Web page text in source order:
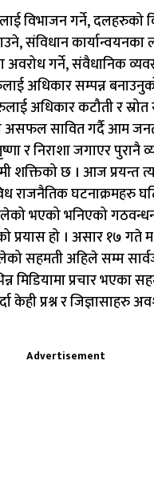
विभाजन गर्ने, दलहरुको
संविधान
गर्ने, संवैधानिक
अधिकार सम्पन्न
अधिकार कटौती र
असफल सावित गर्दै आम
र निराशा जगाएर पुरानै
शक्तिको छ । आज प्रयन्त
राजनैतिक घटनाक्रमहरु
भएको भनिएको गठवन्धन
प्रयास हो । असार १७ गते
सहमती अहिले सम्म
मिडियामा प्रचार भएका
केही प्रश्न र जिज्ञासाहरु
Advertisement